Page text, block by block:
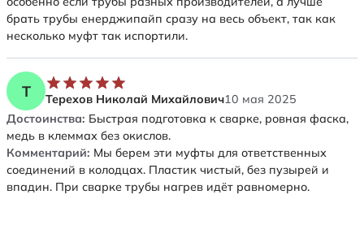
брать трубы енерджипайп сразу на весь объект, так как
несколько муфт так испортили.
Т Терехов Николай Михайлович10 мая 2025
Достоинства: Быстрая подготовка к сварке, ровная фаска,
медь в клеммах без окислов.
Комментарий: Мы берем эти муфты для ответственных
соединений в колодцах. Пластик чистый, без пузырей и
впадин. При сварке трубы нагрев идёт равномерно.